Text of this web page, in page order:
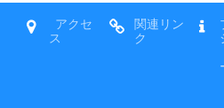
アクセ
ス
関連リン
ク